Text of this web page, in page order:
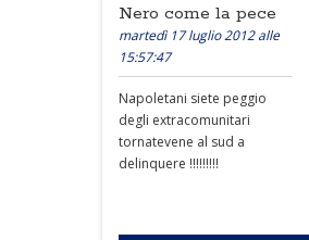
Nero come la pece
martedì 17 luglio 2012 alle
15:57:47
Napoletani siete peggio
degli extracomunitari
tornatevene al sud a
delinquere !!!!!!!!!